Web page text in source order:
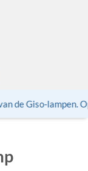
de Giso-lampen.